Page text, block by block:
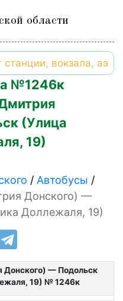
области
№1246к
(Улица
19)
Автобусы
Донского) —
Доллежаля, 19)
Донского) — Подольск
19) № 1246к